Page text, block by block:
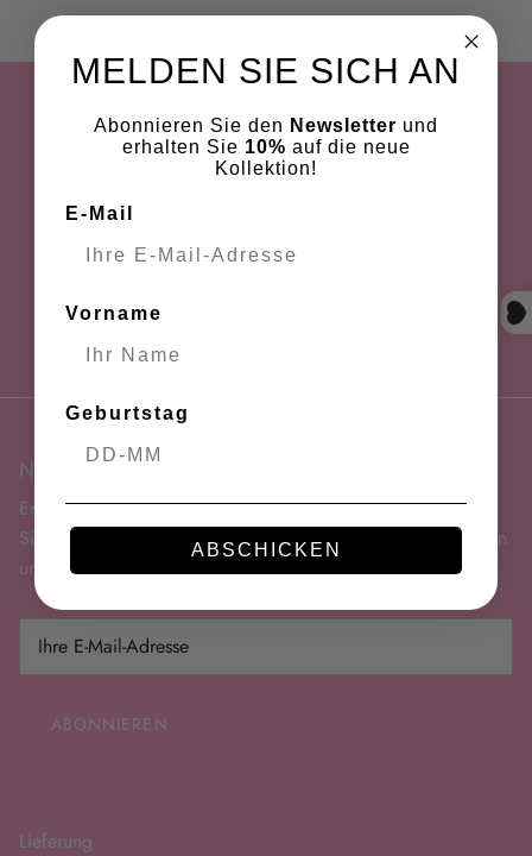
Kontakt
Retouren
Newsletter
Erhalten Sie 10% Rabatt auf Ihre erste Bestellung – melden
Sie sich für den Newsletter an und bleiben Sie über Aktionen
und neue Kollektionen informiert!
ABONNIEREN
Lieferung
MELDEN SIE SICH AN
Abonnieren Sie den Newsletter und
erhalten Sie 10% auf die neue
Kollektion!
E-Mail
Vorname
Geburtstag
ABSCHICKEN